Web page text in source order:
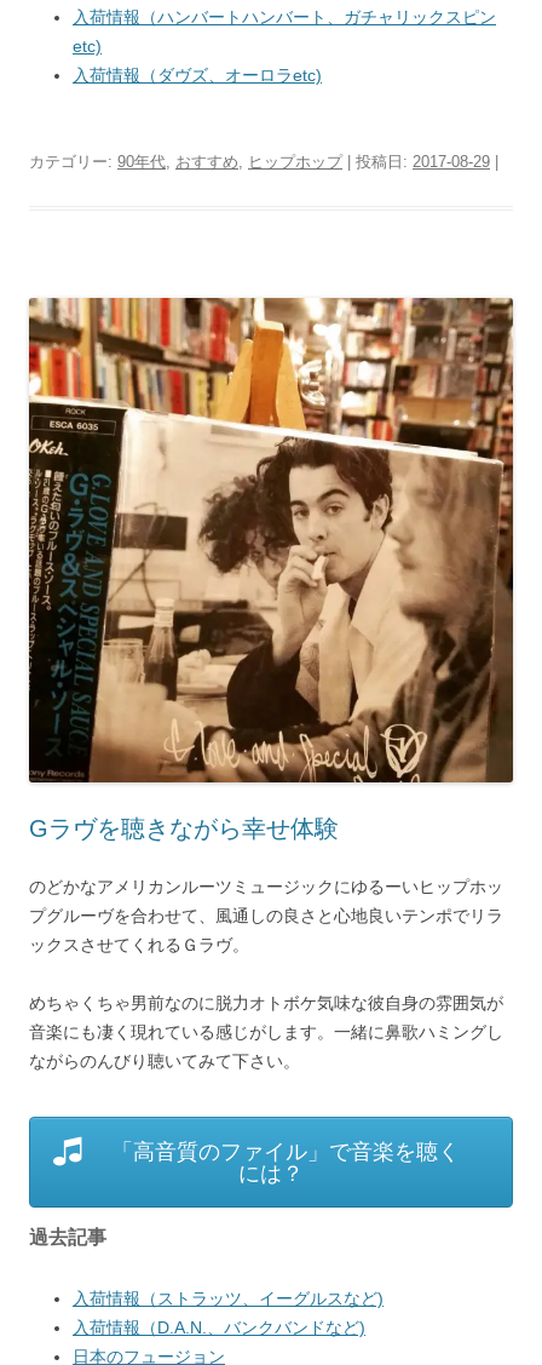
入荷情報（ハンバートハンバート、ガチャリックスピン
etc)
入荷情報（ダヴズ、オーロラetc)
カテゴリー: 90年代, おすすめ, ヒップホップ| 投稿日: 2017-08-29
Gラヴを聴きながら幸せ体験
のどかなアメリカンルーツミュージックにゆるーいヒップホッ
プグルーヴを合わせて、風通しの良さと心地良いテンポでリラ
ックスさせてくれるＧラヴ。
めちゃくちゃ男前なのに脱力オトボケ気味な彼自身の雰囲気が
音楽にも凄く現れている感じがします。一緒に鼻歌ハミングし
ながらのんびり聴いてみて下さい。
「高音質のファイル」で音楽を聴く
には？
過去記事
入荷情報（ストラッツ、イーグルスなど)
入荷情報（D.A.N.、バンクバンドなど)
日本のフュージョン